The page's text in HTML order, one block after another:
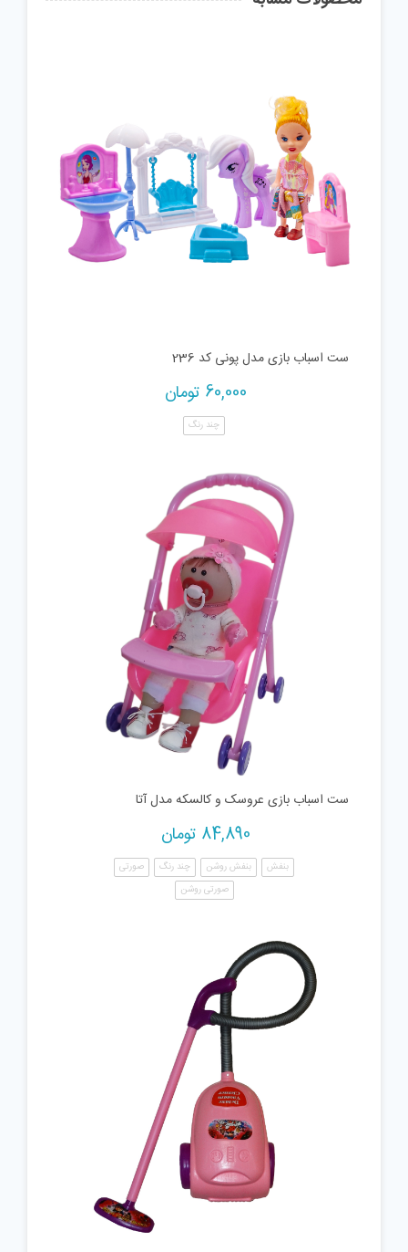
ست اسباب بازی مدل پونی کد 236
60,000 تومان
چند رنگ
ست اسباب بازی عروسک و کالسکه مدل آتا
84,890 تومان
بنفش بنفش روشن چند رنگ
صورتی
صورتی روشن